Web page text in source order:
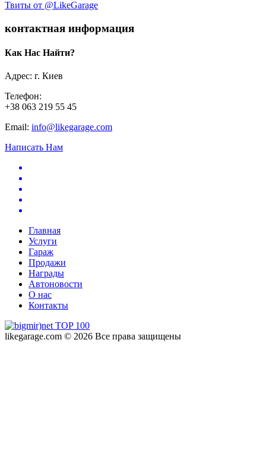
Твиты от @LikeGarage
контактная информация
Как Нас Найти?
Адрес: г. Киев
Телефон:
+38 063 219 55 45
Email: info@likegarage.com
Написать Нам
Главная
Услуги
Гараж
Продажи
Награды
Автоновости
О нас
Контакты
likegarage.com © 2026 Все права защищены